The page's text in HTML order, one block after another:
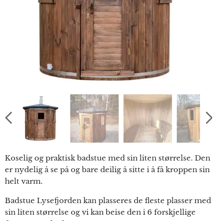
Koselig og praktisk badstue med sin liten størrelse. Den
er nydelig å se på og bare deilig å sitte i å få kroppen sin
helt varm.
Badstue Lysefjorden kan plasseres de fleste plasser med
sin liten størrelse og vi kan beise den i 6 forskjellige